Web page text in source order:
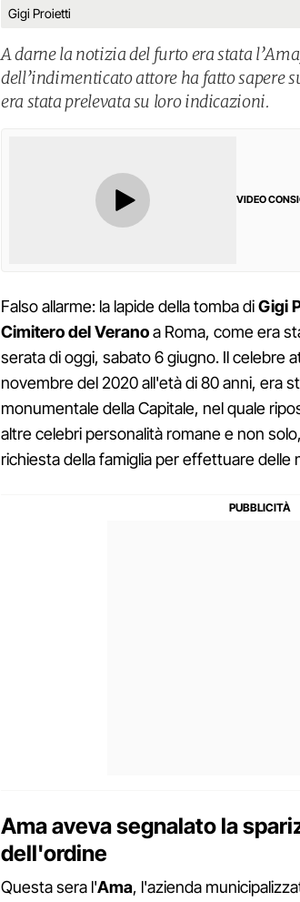
Gigi Proietti
A darne la notizia del furto era stata
dell’indimenticato attore ha fatto sapere
era stata prelevata su loro indicazioni.
VIDEO
Falso allarme: la lapide della tomba diGigi
Cimitero del Veranoa Roma, come era
serata di oggi, sabato 6 giugno. Il celebre
novembre del 2020 all'età di 80 anni, era
monumentale della Capitale, nel quale
altre celebri personalità romane e non
richiesta della famiglia per effettuare delle
Ama aveva segnalato la
dell'ordine
Questa sera l'Ama, l'azienda